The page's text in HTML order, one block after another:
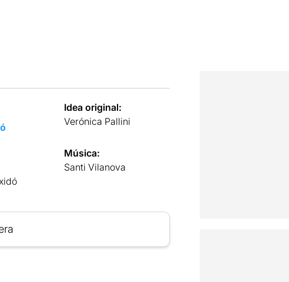
Idea original:
Verónica Pallini
Música:
Santi Vilanova